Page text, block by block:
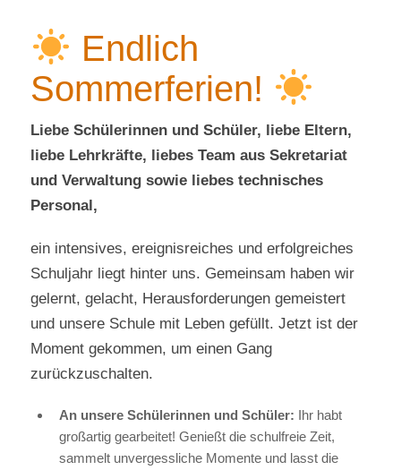
Endlich
Sommerferien!
Liebe Schülerinnen und Schüler, liebe Eltern,
liebe Lehrkräfte, liebes Team aus Sekretariat
und Verwaltung sowie liebes technisches
Personal,
ein intensives, ereignisreiches und erfolgreiches
Schuljahr liegt hinter uns. Gemeinsam haben wir
gelernt, gelacht, Herausforderungen gemeistert
und unsere Schule mit Leben gefüllt. Jetzt ist der
Moment gekommen, um einen Gang
zurückzuschalten.
An unsere Schülerinnen und Schüler: Ihr habt
großartig gearbeitet! Genießt die schulfreie Zeit,
sammelt unvergessliche Momente und lasst die